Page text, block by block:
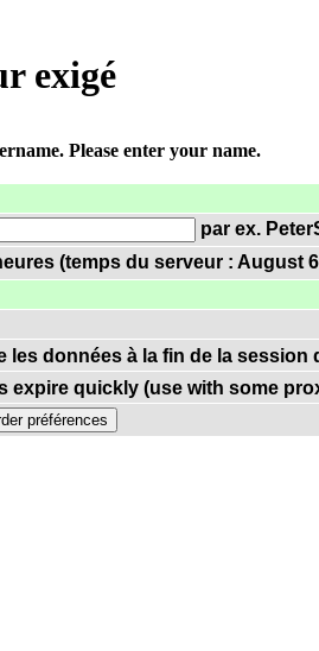
exigé
Please enter your name.
par ex.
(temps du serveur : August
les données à la fin de la session
expire quickly (use with some